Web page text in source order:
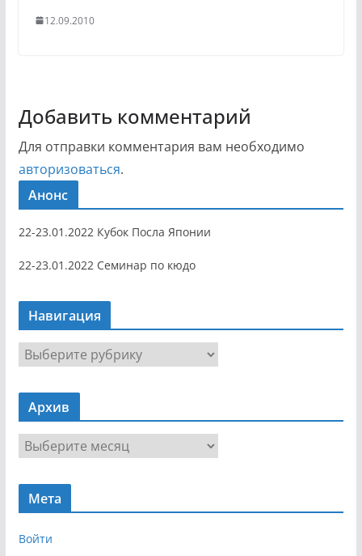
12.09.2010
Добавить комментарий
Для отправки комментария вам необходимо
авторизоваться.
Анонс
22-23.01.2022 Кубок Посла Японии
22-23.01.2022 Семинар по кюдо
Навигация
Н
а
в
г
я
Архив
р
х
Мета
Войти